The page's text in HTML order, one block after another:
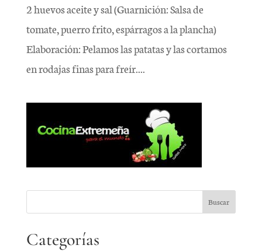
2 huevos aceite y sal (Guarnición: Salsa de
tomate, puerro frito, espárragos a la plancha)
Elaboración: Pelamos las patatas y las cortamos
en rodajas finas para freír....
Categorías